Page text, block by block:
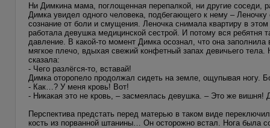
Ни Димкина мама, поглощенная перепалкой, ни другие соседи,
Димка увидел одного человека, подбегающего к нему –
сознание от боли и смущения. Леночка снимала квартиру в
работала девушка медицинской сестрой. И потому вся ребятня
давление. В какой-то момент Димка осознал, что она
мягкое плечо, вдыхая свежий конфетный запах девичьего
сказала:
- Чего разлёгся-то, вставай!
Димка оторопело продолжал сидеть на земле, ощупывая ногу.
- Как…? У меня кровь! Вот!
- Никакая это не кровь, – засмеялась девушка. – Это же
Перспектива предстать перед матерью в таком виде
кость из порванной штанины… Он осторожно встал. Нога была